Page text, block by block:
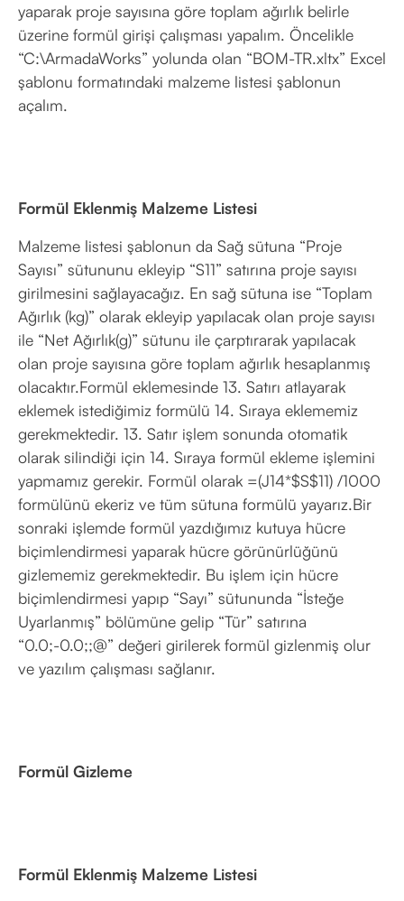
yaparak proje sayısına göre toplam ağırlık belirle
üzerine formül girişi çalışması yapalım. Öncelikle
“C:\ArmadaWorks” yolunda olan “BOM-TR.xltx” Excel
şablonu formatındaki malzeme listesi şablonun
açalım.
Formül Eklenmiş Malzeme Listesi
Malzeme listesi şablonun da Sağ sütuna “Proje
Sayısı” sütununu ekleyip “S11” satırına proje sayısı
girilmesini sağlayacağız. En sağ sütuna ise “Toplam
Ağırlık (kg)” olarak ekleyip yapılacak olan proje sayısı
ile “Net Ağırlık(g)” sütunu ile çarptırarak yapılacak
olan proje sayısına göre toplam ağırlık hesaplanmış
olacaktır.Formül eklemesinde 13. Satırı atlayarak
eklemek istediğimiz formülü 14. Sıraya eklememiz
gerekmektedir. 13. Satır işlem sonunda otomatik
olarak silindiği için 14. Sıraya formül ekleme işlemini
yapmamız gerekir. Formül olarak =(J14*$S$11) /1000
formülünü ekeriz ve tüm sütuna formülü yayarız.Bir
sonraki işlemde formül yazdığımız kutuya hücre
biçimlendirmesi yaparak hücre görünürlüğünü
gizlememiz gerekmektedir. Bu işlem için hücre
biçimlendirmesi yapıp “Sayı” sütununda “İsteğe
Uyarlanmış” bölümüne gelip “Tür” satırına
“0.0;-0.0;;@” değeri girilerek formül gizlenmiş olur
ve yazılım çalışması sağlanır.
Formül Gizleme
Formül Eklenmiş Malzeme Listesi